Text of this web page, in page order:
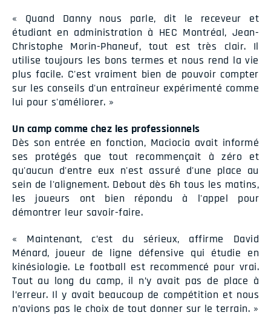
« Quand Danny nous parle, dit le receveur et
étudiant en administration à HEC Montréal, Jean-
Christophe Morin-Phaneuf, tout est très clair. Il
utilise toujours les bons termes et nous rend la vie
plus facile. C'est vraiment bien de pouvoir compter
sur les conseils d'un entraîneur expérimenté comme
lui pour s'améliorer. »
Un camp comme chez les professionnels
Dès son entrée en fonction, Maciocia avait informé
ses protégés que tout recommençait à zéro et
qu'aucun d'entre eux n'est assuré d'une place au
sein de l'alignement. Debout dès 6h tous les matins,
les joueurs ont bien répondu à l'appel pour
démontrer leur savoir-faire.
« Maintenant, c’est du sérieux, affirme David
Ménard, joueur de ligne défensive qui étudie en
kinésiologie. Le football est recommencé pour vrai.
Tout au long du camp, il n’y avait pas de place à
l’erreur. Il y avait beaucoup de compétition et nous
n’avions pas le choix de tout donner sur le terrain. »